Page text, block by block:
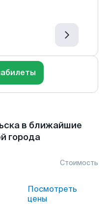
в ближайшие
города
Стоимость
Посмотреть
цены